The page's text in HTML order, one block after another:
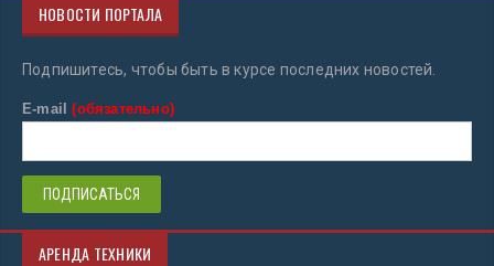
НОВОСТИ ПОРТАЛА
Подпишитесь, чтобы быть в курсе последних новостей.
E-mail(обязательно)
АРЕНДА ТЕХНИКИ